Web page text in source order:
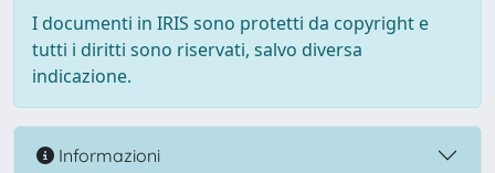
I documenti in IRIS sono protetti da copyright e
tutti i diritti sono riservati, salvo diversa
indicazione.
Informazioni